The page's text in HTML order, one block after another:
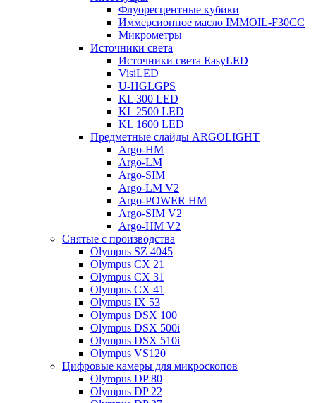
Флуоресцентные кубики
Иммерсионное масло IMMOIL-F30CC
Микрометры
Источники света
Источники света EasyLED
VisiLED
U-HGLGPS
KL 300 LED
KL 2500 LED
KL 1600 LED
Предметные слайды ARGOLIGHT
Argo-HM
Argo-LM
Argo-SIM
Argo-LM V2
Argo-POWER HM
Argo-SIM V2
Argo-HM V2
Снятые с производства
Olympus SZ 4045
Olympus CX 21
Olympus CX 31
Olympus CX 41
Olympus IX 53
Olympus DSX 100
Olympus DSX 500i
Olympus DSX 510i
Olympus VS120
Цифровые камеры для микроскопов
Olympus DP 80
Olympus DP 22